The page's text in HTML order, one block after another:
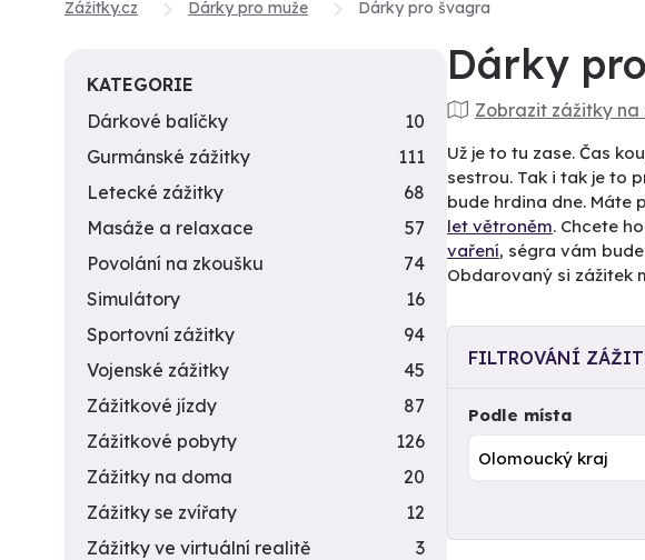
Zážitky.cz Dárky pro muže Dárky pro švagra
Dárky
Zobrazit zážitky na
Už je to tu zase. Čas
sestrou. Tak i tak je to
bude hrdina dne. Máte
let větroněm. Chcete
vaření, ségra vám
Obdarovaný si zážitek
FILTROVÁNÍ
Podle místa
KATEGORIE
Dárkové balíčky
10
Gurmánské zážitky
111
Letecké zážitky
68
Masáže a relaxace
57
Povolání na zkoušku
74
Simulátory
16
Sportovní zážitky
94
Vojenské zážitky
45
Zážitkové jízdy
87
Zážitkové pobyty
126
Zážitky na doma
20
Zážitky se zvířaty
12
Zážitky ve virtuální realitě
3